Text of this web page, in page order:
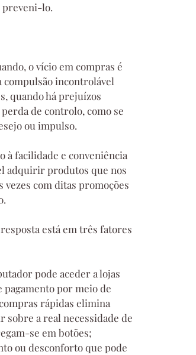
preveni-lo.
o vício em compras é
compulsão incontrolável
quando há prejuízos
de controlo, como se
ou impulso.
à facilidade e conveniência
adquirir produtos que nos
com ditas promoções
está em três fatores
pode aceder a lojas
por meio de
rápidas elimina
a real necessidade de
se em botões;
ou desconforto que pode